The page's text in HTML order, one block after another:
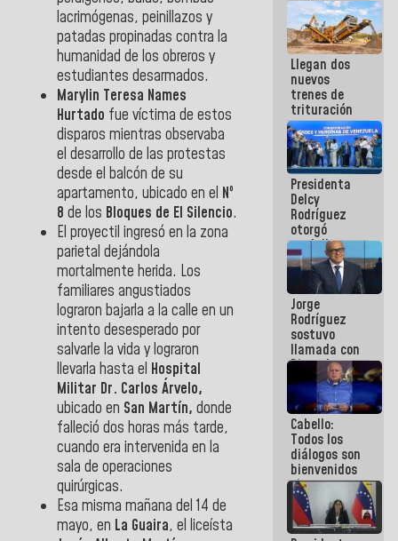
lacrimógenas, peinillazos y
patadas propinadas contra la
humanidad de los obreros y
estudiantes desarmados.
Marylin Teresa Names
Hurtado fue víctima de estos
disparos mientras observaba
el desarrollo de las protestas
desde el balcón de su
apartamento, ubicado en el Nº
8 de los Bloques de El Silencio.
El proyectil ingresó en la zona
parietal dejándola
mortalmente herida. Los
familiares angustiados
lograron bajarla a la calle en un
intento desesperado por
salvarle la vida y lograron
llevarla hasta el Hospital
Militar Dr. Carlos Árvelo,
ubicado en San Martín, donde
falleció dos horas más tarde,
cuando era intervenida en la
sala de operaciones
quirúrgicas.
Esa misma mañana del 14 de
mayo, en La Guaira, el liceísta
cada vez
que escribes
porque lo
que haces
es
embarrarla
Llegan dos
nuevos
trenes de
trituración
para
optimizar
manejo de
escombros
en La Guaira
Presidenta
Delcy
Rodríguez
otorgó
medalla
"Héroe de
Venezuela"
a servidores
públicos
Jorge
Rodríguez
sostuvo
llamada con
Dinorah
Figuera y
acuerdan
primer
encuentro
presencial
para el
diálogo
Cabello:
Todos los
diálogos son
bienvenidos
siempre que
estén en el
marco de la
Constitución